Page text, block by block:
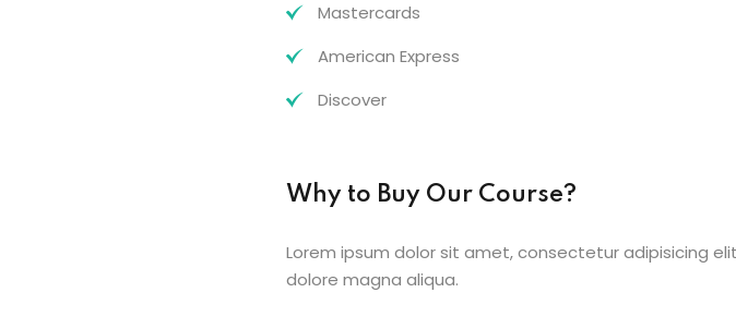
Mastercards
American Express
Discover
Why to Buy Our Course?
Lorem ipsum dolor sit amet, consectetur adipisicing
dolore magna aliqua.